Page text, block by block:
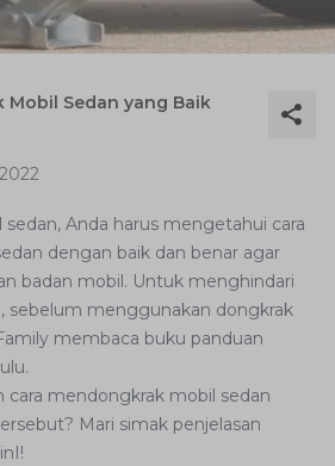
Mobil Sedan yang Baik
Anda harus mengetahui cara
dengan baik dan benar agar
badan mobil. Untuk menghindari
sebelum menggunakan dongkrak
membaca buku panduan
cara mendongkrak mobil sedan
Mari simak penjelasan